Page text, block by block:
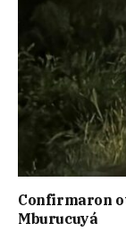
Confirmaron
Mburucuyá